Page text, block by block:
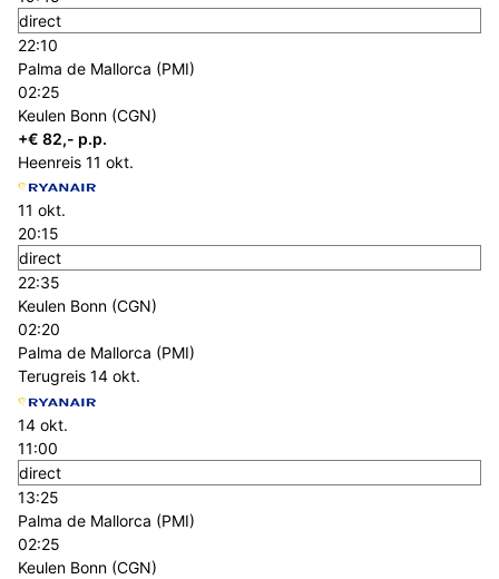
direct
22:10
Palma de Mallorca (PMI)
02:25
Keulen Bonn (CGN)
+€ 82,- p.p.
Heenreis 11 okt.
11 okt.
20:15
direct
22:35
Keulen Bonn (CGN)
02:20
Palma de Mallorca (PMI)
Terugreis 14 okt.
14 okt.
11:00
direct
13:25
Palma de Mallorca (PMI)
02:25
Keulen Bonn (CGN)